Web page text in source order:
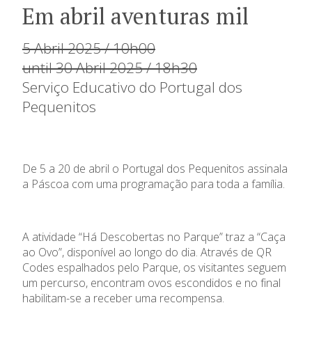
Em abril aventuras mil
5 Abril 2025 / 10h00
until 30 Abril 2025 / 18h30
Serviço Educativo do Portugal dos
Pequenitos
De 5 a 20 de abril o Portugal dos Pequenitos assinala
a Páscoa com uma programação para toda a família.
A atividade “Há Descobertas no Parque” traz a “Caça
ao Ovo”, disponível ao longo do dia. Através de QR
Codes espalhados pelo Parque, os visitantes seguem
um percurso, encontram ovos escondidos e no final
habilitam-se a receber uma recompensa.